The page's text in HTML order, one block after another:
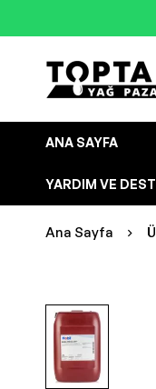
ANA SAYFA
YARDIM VE
Ana Sayfa